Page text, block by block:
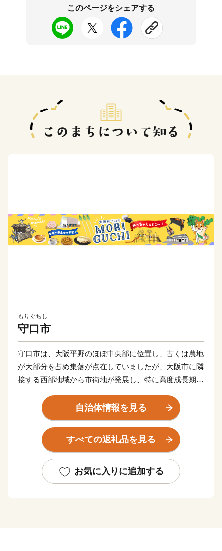
このページをシェアする
もりぐちし
守口市
守口市は、大阪平野のほぼ中央部に位置し、古くは農地
が大部分を占め集落が点在していましたが、大阪市に隣
接する西部地域から市街地が発展し、特に高度成長期に
また、早くから大手家電メーカーの企業城下町として発
展を遂げるとともに安定した税収を背景に各種行政サー
ビスを充実させ、公共施設や都市基盤の整備を進めてき
一定の到達点に達し、成熟した都市としての機能を備え
るに至っています。
自治体情報を見る
すべての返礼品を見る
お気に入りに追加する